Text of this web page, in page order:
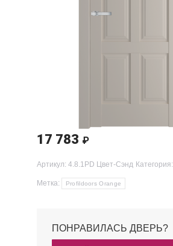
17 783 ₽
Артикул: 4.8.1PD Цвет-Сэнд Категория:
Метка: Profildoors Orange
ПОНРАВИЛАСЬ ДВЕРЬ?